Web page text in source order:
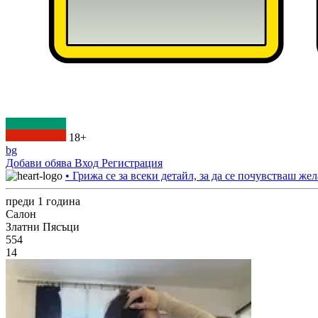
18+
bg
Добави обява Вход Регистрация
• Грижа се за всеки детайл, за да се почувстваш
преди 1 година
Салон
Златни Пясъци
554
14